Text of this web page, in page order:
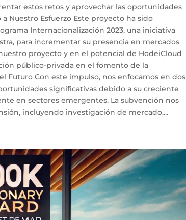
estos retos y aprovechar las oportunidades
Nuestro Esfuerzo Este proyecto ha sido
Internacionalización 2023, una iniciativa
para incrementar su presencia en mercados
proyecto y en el potencial de HodeiCloud
público-privada en el fomento de la
Futuro Con este impulso, nos enfocamos en dos
significativas debido a su creciente
en sectores emergentes. La subvención nos
incluyendo investigación de mercado,...